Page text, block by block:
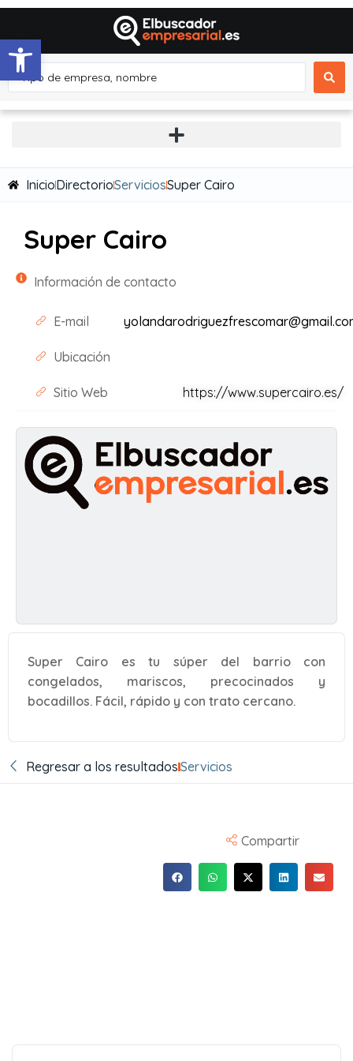
Abrir barra de herramientas
InicioDirectorioServiciosSuper Cairo
Super Cairo
Información de contacto
E-mail
Ubicación
Sitio Web https://www.supercairo.es/
Super Cairo es tu súper del barrio con
congelados, mariscos, precocinados y
bocadillos. Fácil, rápido y con trato cercano.
Regresar a los resultadosServicios
Compartir